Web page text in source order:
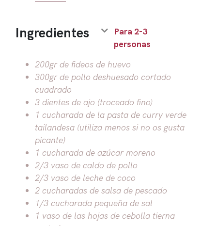
Ingredientes
Para 2-3
personas
200gr de fideos de huevo
300gr de pollo deshuesado cortado
cuadrado
3 dientes de ajo (troceado fino)
1 cucharada de la pasta de curry verde
tailandesa (utiliza menos si no os gusta
picante)
1 cucharada de azúcar moreno
2/3 vaso de caldo de pollo
2/3 vaso de leche de coco
2 cucharadas de salsa de pescado
1/3 cucharada pequeña de sal
1 vaso de las hojas de cebolla tierna